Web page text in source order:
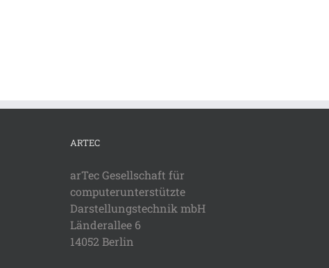
ARTEC
arTec Gesellschaft für
computerunterstützte
Darstellungstechnik mbH
Länderallee 6
14052 Berlin